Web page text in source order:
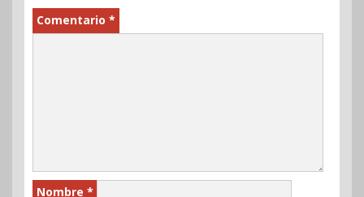
Comentario *
Nombre *